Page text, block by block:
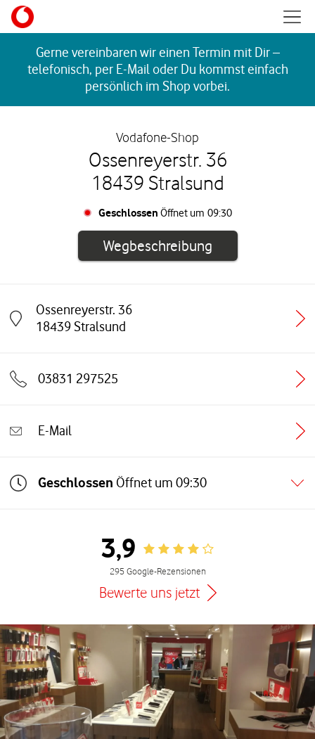
Skip to content
Gerne vereinbaren wir einen Termin mit Dir –
telefonisch, per E-Mail oder Du kommst einfach
persönlich im Shop vorbei.
Vodafone-Shop
Ossenreyerstr. 36
18439 Stralsund
Geschlossen Öffnet um 09:30
WegbeschreibungLink öffnet in
Ossenreyerstr. 36
18439 Stralsund
Link öffnet in einem neuen Tab
03831 297525
E-Mail
Geschlossen Öffnet um 09:30
3,9 Rating 3.9
295 Google-Rezensionen
Bewerte uns jetzt